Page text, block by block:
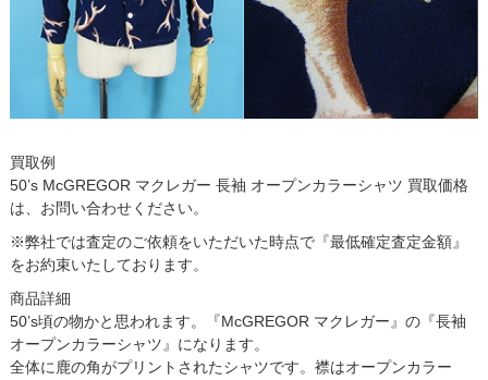
買取例
50’s McGREGOR マクレガー 長袖 オープンカラーシャツ 買取価格
は、お問い合わせください。
※弊社では査定のご依頼をいただいた時点で『最低確定査定金額』
をお約束いたしております。
商品詳細
50’s頃の物かと思われます。『McGREGOR マクレガー』の『長袖
オープンカラーシャツ』になります。
全体に鹿の角がプリントされたシャツです。襟はオープンカラー